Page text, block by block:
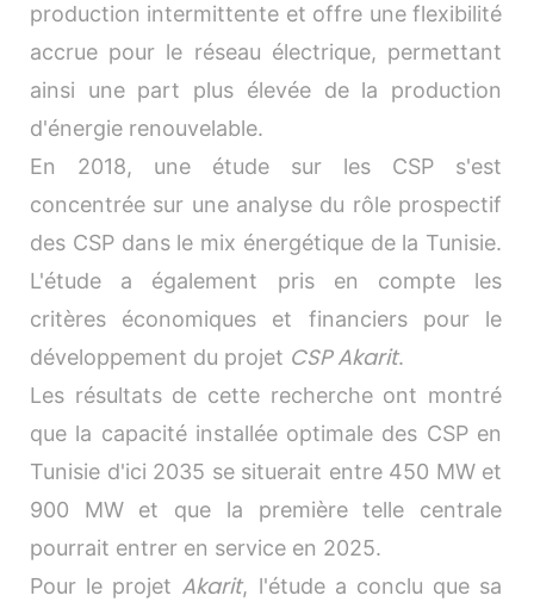
production intermittente et offre une flexibilité
accrue pour le réseau électrique, permettant
ainsi une part plus élevée de la production
d'énergie renouvelable.
En 2018, une étude sur les CSP s'est
concentrée sur une analyse du rôle prospectif
des CSP dans le mix énergétique de la Tunisie.
L'étude a également pris en compte les
critères économiques et financiers pour le
développement du projet CSP Akarit.
Les résultats de cette recherche ont montré
que la capacité installée optimale des CSP en
Tunisie d'ici 2035 se situerait entre 450 MW et
900 MW et que la première telle centrale
pourrait entrer en service en 2025.
Pour le projet Akarit, l'étude a conclu que sa